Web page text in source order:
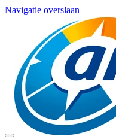
Navigatie overslaan